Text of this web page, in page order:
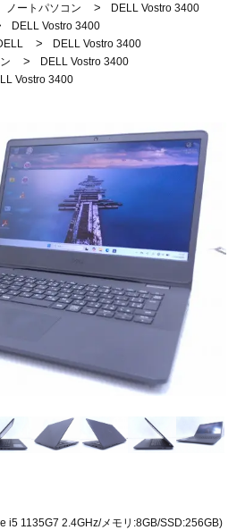
ノートパソコン >
DELL Vostro 3400
DELL Vostro 3400
>
DELL Vostro 3400
>
DELL Vostro 3400
Vostro 3400
i5 1135G7 2.4GHz/メモリ:8GB/SSD:256GB)